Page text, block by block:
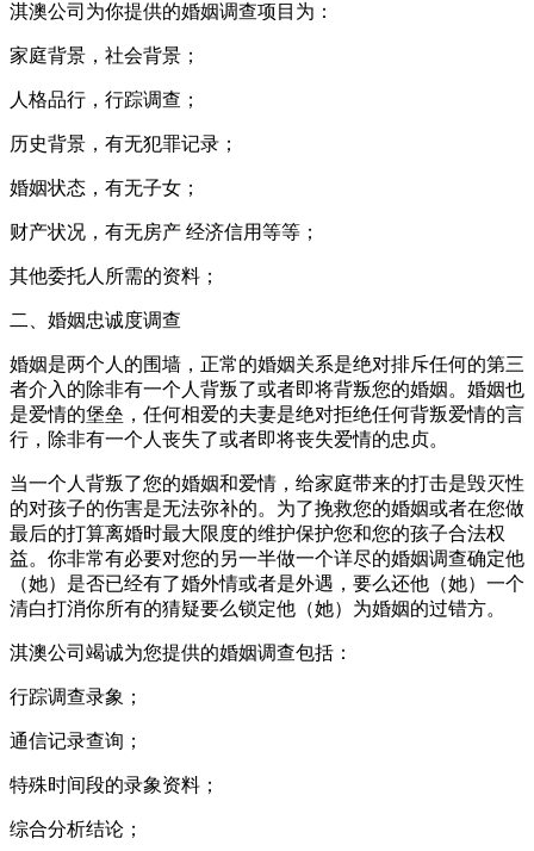
淇澳公司为你提供的婚姻调查项目为：
家庭背景，社会背景；
人格品行，行踪调查；
历史背景，有无犯罪记录；
婚姻状态，有无子女；
财产状况，有无房产 经济信用等等；
其他委托人所需的资料；
二、婚姻忠诚度调查
婚姻是两个人的围墙，正常的婚姻关系是绝对排斥任何的第三
者介入的除非有一个人背叛了或者即将背叛您的婚姻。婚姻也
是爱情的堡垒，任何相爱的夫妻是绝对拒绝任何背叛爱情的言
行，除非有一个人丧失了或者即将丧失爱情的忠贞。
当一个人背叛了您的婚姻和爱情，给家庭带来的打击是毁灭性
的对孩子的伤害是无法弥补的。为了挽救您的婚姻或者在您做
最后的打算离婚时最大限度的维护保护您和您的孩子合法权
益。你非常有必要对您的另一半做一个详尽的婚姻调查确定他
（她）是否已经有了婚外情或者是外遇，要么还他（她）一个
清白打消你所有的猜疑要么锁定他（她）为婚姻的过错方。
淇澳公司竭诚为您提供的婚姻调查包括：
行踪调查录象；
通信记录查询；
特殊时间段的录象资料；
综合分析结论；